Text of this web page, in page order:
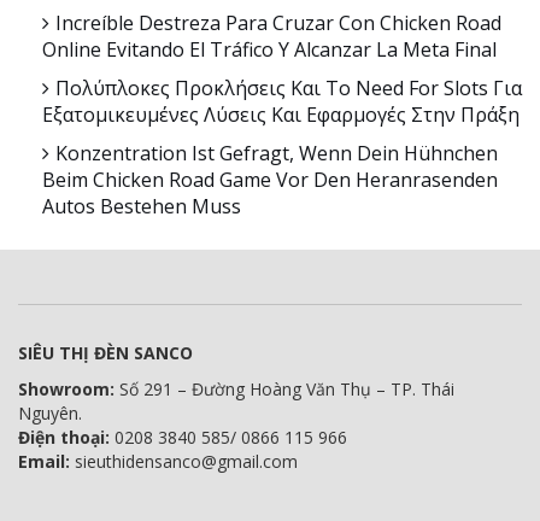
Increíble Destreza Para Cruzar Con Chicken Road
Online Evitando El Tráfico Y Alcanzar La Meta Final
Πολύπλοκες Προκλήσεις Και Το Need For Slots Για
Εξατομικευμένες Λύσεις Και Εφαρμογές Στην Πράξη
Konzentration Ist Gefragt, Wenn Dein Hühnchen
Beim Chicken Road Game Vor Den Heranrasenden
Autos Bestehen Muss
SIÊU THỊ ĐÈN SANCO
Showroom: Số 291 – Đường Hoàng Văn Thụ – TP. Thái
Nguyên.
Điện thoại: 0208 3840 585/ 0866 115 966
Email: sieuthidensanco@gmail.com